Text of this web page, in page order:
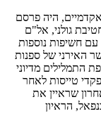
היה פרסם
גולני, אל"ם
חשיפות נוספות
האירני של ספנות
התמלילים מדיוני
טייסות לאחר
שראיין את
הראיון